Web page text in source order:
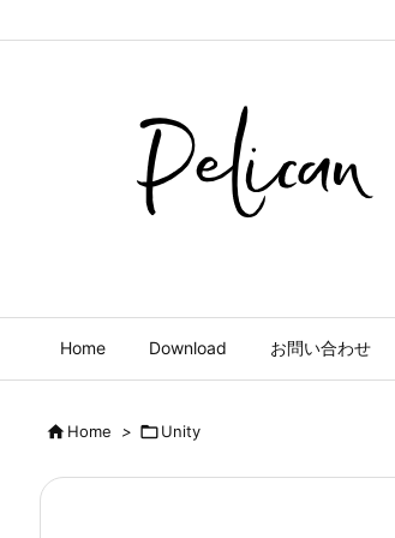
Home Download お問い合わせ
Home > Unity